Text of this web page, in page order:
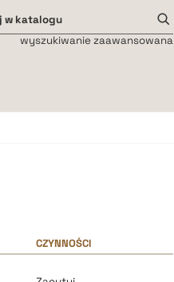
wyszukiwanie zaawansowana
CZYNNOŚCI